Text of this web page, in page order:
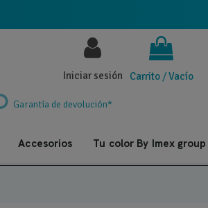
Carrito /Vacío
Iniciar sesión
Garantía de devolución*
Accesorios Tu color By Imex group